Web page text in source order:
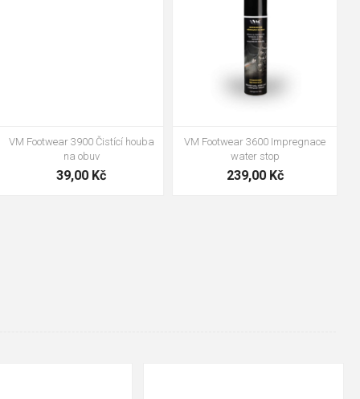
VM Footwear 3600 Impregnace
water stop
239,00 Kč
Bennon ABSORBA XTR ESD vložka
99,00 Kč